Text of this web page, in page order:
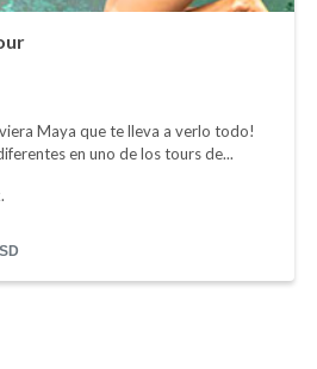
Maya que te lleva a verlo todo!
en uno de los tours de...